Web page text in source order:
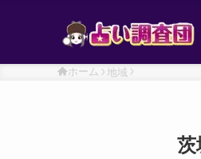
ホーム 地域
茨